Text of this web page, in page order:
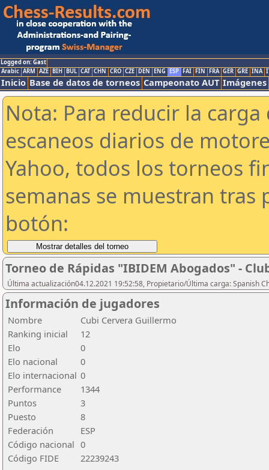
Logged on: Gast
Arabic ARM AZE BIH BUL CAT CHN CRO CZE DEN ENG ESP FAI FIN FRA GER GRE INA
Inicio Base de datos de torneos Campeonato AUT Imágenes
Nota: Para reducir la
escaneos diarios de
Yahoo, todos los torneos
semanas se muestran tras
botón:
Torneo de Rápidas "IBIDEM Abogados" -
Última actualización04.12.2021 19:52:58, Propietario/Última carga: Spanish
Información de jugadores
Nombre
Cubi Cervera Guillermo
Ranking inicial
12
Elo
0
Elo nacional
0
Elo internacional 0
Performance
1344
Puntos
3
Puesto
8
Federación
ESP
Código nacional 0
Código FIDE
22239243